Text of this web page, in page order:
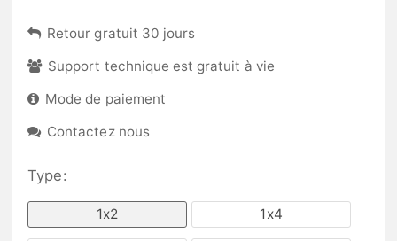
Retour gratuit 30 jours
Support technique est gratuit à vie
Mode de paiement
Contactez nous
Type:
1x2 1x4